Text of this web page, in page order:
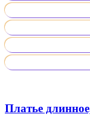
Платье